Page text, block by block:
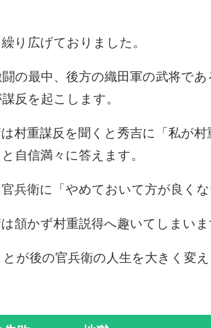
り広げておりました。
の最中、後方の織田軍の武将で
反を起こします。
村重謀反を聞くと秀吉に「私が
自信満々に答えます。
兵衛に「やめておいて方が良くな
頷かず村重説得へ趣いてしまいま
が後の官兵衛の人生を大きく変